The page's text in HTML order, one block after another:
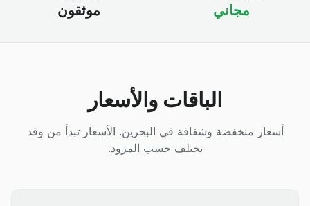
مجاني موثقون
الباقات والأسعار
أسعار منخفضة وشفافة في البحرين. الأسعار تبدأ من وقد
تختلف حسب المزود.